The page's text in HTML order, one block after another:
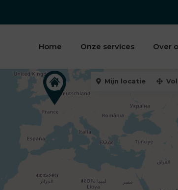
Home Onze services Over
149
Mijn locatie